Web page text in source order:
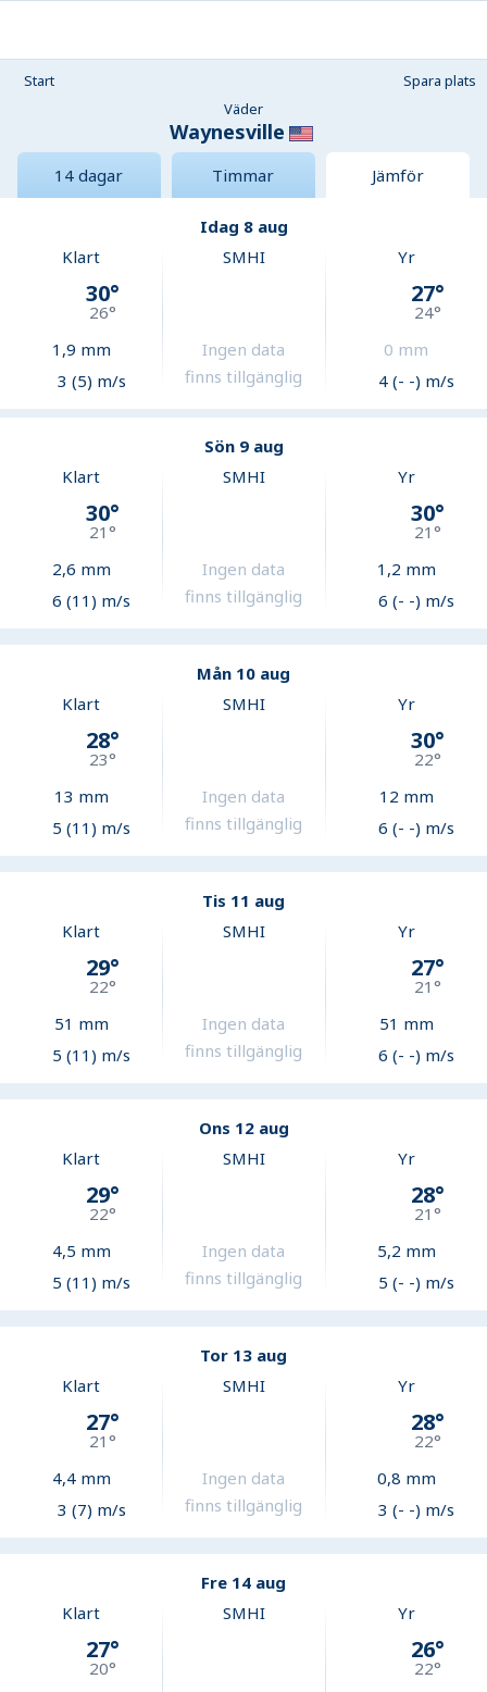
Start
Spara plats
Väder
Waynesville
14 dagar Timmar Jämför
Idag 8 aug
Klart
30°
26°
1,9 mm
3 (5) m/s
SMHI
Ingen data
finns tillgänglig
Yr
27°
24°
0 mm
4 (- -) m/s
Sön 9 aug
Klart
30°
21°
2,6 mm
6 (11) m/s
SMHI
Ingen data
finns tillgänglig
Yr
30°
21°
1,2 mm
6 (- -) m/s
Mån 10 aug
Klart
28°
23°
13 mm
5 (11) m/s
SMHI
Ingen data
finns tillgänglig
Yr
30°
22°
12 mm
6 (- -) m/s
Tis 11 aug
Klart
29°
22°
51 mm
5 (11) m/s
SMHI
Ingen data
finns tillgänglig
Yr
27°
21°
51 mm
6 (- -) m/s
Ons 12 aug
Klart
29°
22°
4,5 mm
5 (11) m/s
SMHI
Ingen data
finns tillgänglig
Yr
28°
21°
5,2 mm
5 (- -) m/s
Tor 13 aug
Klart
27°
21°
4,4mm
3 (7) m/s
SMHI
Ingen data
finns tillgänglig
Yr
28°
22°
0,8 mm
3 (- -) m/s
Fre 14 aug
Klart
27°
20°
SMHI Yr
26°
22°